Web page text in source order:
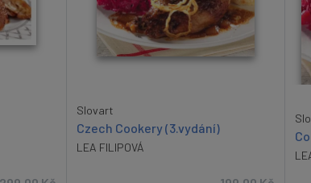
Slovart
Czech Cookery (3.vydání)
LEA FILIPOVÁ